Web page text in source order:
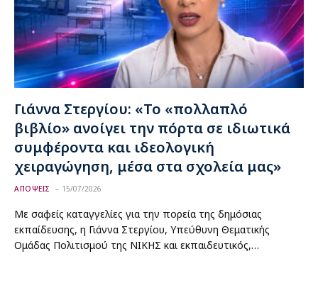
Γιάννα Στεργίου: «Το «πολλαπλό
βιβλίο» ανοίγει την πόρτα σε ιδιωτικά
συμφέροντα και ιδεολογική
χειραγώγηση, μέσα στα σχολεία μας»
ΑΠΟΨΕΙΣ 15/07/2026
Με σαφείς καταγγελίες για την πορεία της δημόσιας
εκπαίδευσης, η Γιάννα Στεργίου, Υπεύθυνη Θεματικής
Ομάδας Πολιτισμού της ΝΙΚΗΣ και εκπαιδευτικός,…